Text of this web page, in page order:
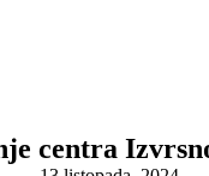
centra